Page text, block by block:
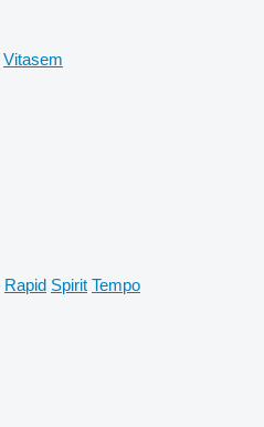
Vitasem
Rapid Spirit Tempo